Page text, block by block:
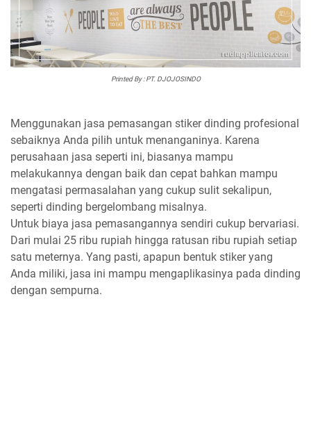
Printed By : PT. DJOJOSINDO
Menggunakan jasa pemasangan stiker dinding profesional
sebaiknya Anda pilih untuk menanganinya. Karena
perusahaan jasa seperti ini, biasanya mampu
melakukannya dengan baik dan cepat bahkan mampu
mengatasi permasalahan yang cukup sulit sekalipun,
seperti dinding bergelombang misalnya.
Untuk biaya jasa pemasangannya sendiri cukup bervariasi.
Dari mulai 25 ribu rupiah hingga ratusan ribu rupiah setiap
satu meternya. Yang pasti, apapun bentuk stiker yang
Anda miliki, jasa ini mampu mengaplikasinya pada dinding
dengan sempurna.